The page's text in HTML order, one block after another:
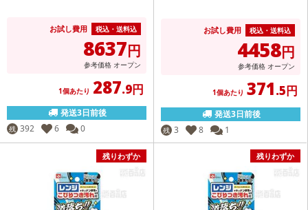
お試し費用 税込・送料込
8637円
参考価格 オープン
1個あたり 287.9円
発送3日前後
残 392 6 0
お試し費用 税込・送料込
4458円
参考価格 オープン
1個あたり 371.5円
発送3日前後
残 3 8 1
残りわずか 残りわずか